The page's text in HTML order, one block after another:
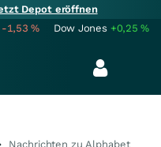
Depot eröffnen
-1,53% Dow Jones +0,25%
Nachrichten zu Alphabet